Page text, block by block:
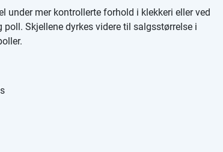
under mer kontrollerte forhold i klekkeri eller ved
Skjellene dyrkes videre til salgsstørrelse i